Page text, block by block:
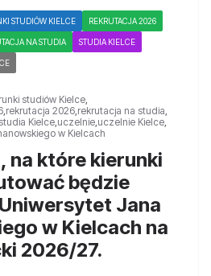
STUDIÓW KIELCE REKRUTACJA 2026
NA STUDIA STUDIA KIELCE
studiów Kielce,
,rekrutacja 2026,rekrutacja na studia,
studia Kielce,uczelnie,uczelnie Kielce,
w Kielcach
na które kierunki
będzie
Jana
w Kielcach na
2026/27.